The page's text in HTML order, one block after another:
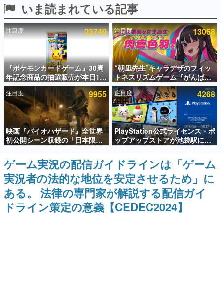
ピックアップ
電ファミのいま読まれている記事ランキング
アプリセール情報
インタビュー
連載・特集一覧
殿堂入り記事
SNS拡散数が数千以上！ ページビュー数万以上！ などな
ど。多くの人々に読まれた、電ファミ渾身の“殿堂入り”記
事をまとめました。
ゲームの企画書
名作ゲームクリエイターの方々に製作時のエピソードをお
聞きし、ヒットする企画（ゲーム）とは何か？を探ってい
きます。
赫本
この物語を解いてはいけない。『赫本』は、〈試験問題〉
いま読まれている記事
注目度 23749
『ポケモンカードゲーム』30周
年記念商品の抽選販売が本日12
時より開始。拡張パック「30th
CELEBRATION」のボックス
に、「プレミアムデッキセット
エーフィ・ブラッキー」
「FUTURISTIC BOX」の計3商
品
注目度 13068
“朝凪先生”キャラデザのフィッ
トネスリズムゲーム『がんば
れ！チアリズム』Steamストア
ページが公開。キャラクターの
CVは陽向葵ゅかさん
注目度 9955
映画『バイオハザード』全世界
初公開シーン収録の「日本限
定」予告映像が解禁。バイオの
日（8月10日）にあわせて、
「ラクーンシティ総合病院」へ
行く配達人の姿が披露
注目度 4268
PlayStation公式ライセンス・ポ
ップアップストアが池袋駅にて
期間限定で開催。夏のアパレル
や『ブラッドボーン』の新作ア
イテムが登場
ゲーム実況の配信ガイドラインは「ゲーム
実況者の法的な地位を安定させるため」に
ある。 法律の専門家が解説する配信ガイ
ドライン策定の意義【CEDEC2024】